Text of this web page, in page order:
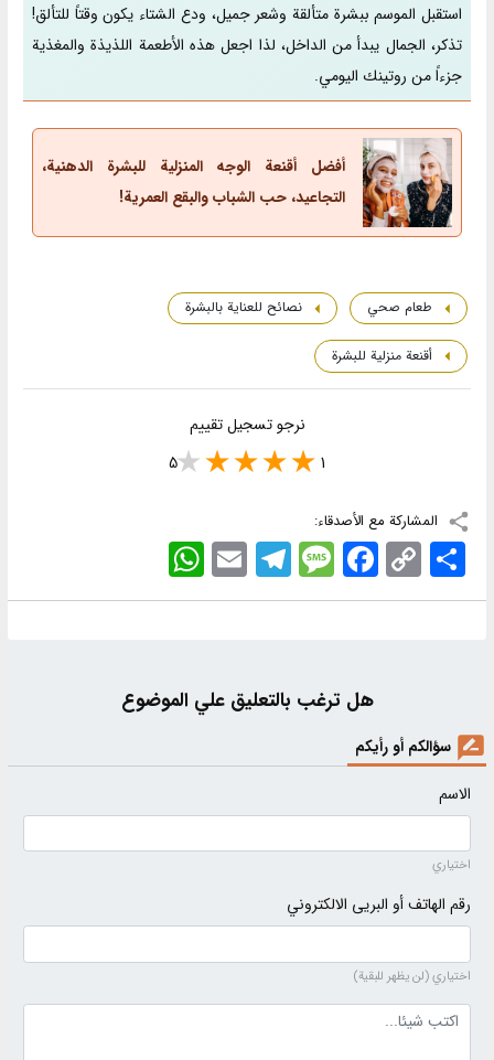
استقبل الموسم ببشرة متألقة وشعر جميل، ودع الشتاء يكون وقتاً للتألق!
تذكر، الجمال يبدأ من الداخل، لذا اجعل هذه الأطعمة اللذيذة والمغذية
جزءاً من روتينك اليومي.
أفضل أقنعة الوجه المنزلية للبشرة الدهنية،
التجاعيد، حب الشباب والبقع العمرية!
طعام صحي نصائح للعناية بالبشرة
أقنعة منزلية للبشرة
نرجو تسجيل تقييم
1
5
المشاركة مع الأصدقاء:
WhatsApp EmailTelegramMessageFacebook Copy
Link
اشتراک
هل ترغب بالتعليق علي الموضوع
سؤالكم أو رأيكم
الاسم
اختياري
رقم الهاتف أو البريى الالكتروني
اختياري (لن يظهر للبقية)
نص التعليق